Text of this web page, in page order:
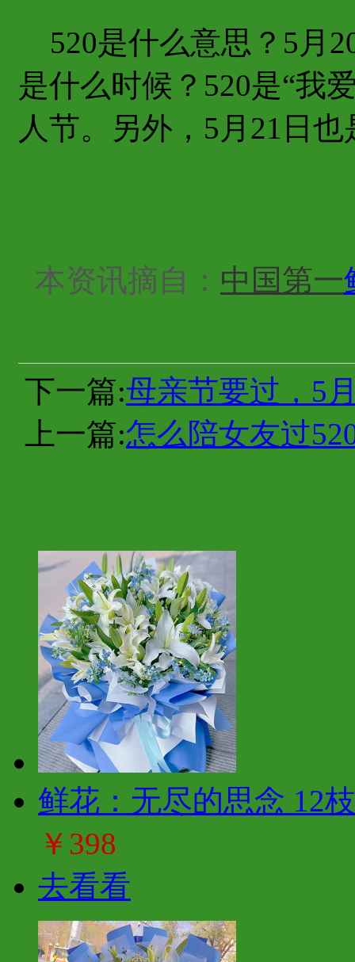
520是什么意思？5月
是什么时候？520是“我
人节。另外，5月21日
本资讯摘自： 中国第一
下一篇:母亲节要过，5
上一篇:怎么陪女友过
鲜花：无尽的思念 12
￥398
去看看